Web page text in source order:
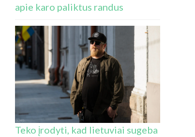
apie karo paliktus randus
Teko įrodyti, kad lietuviai sugeba